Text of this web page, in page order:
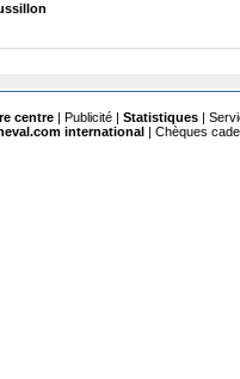
centre | Publicité | Statistiques |
international | Chèques